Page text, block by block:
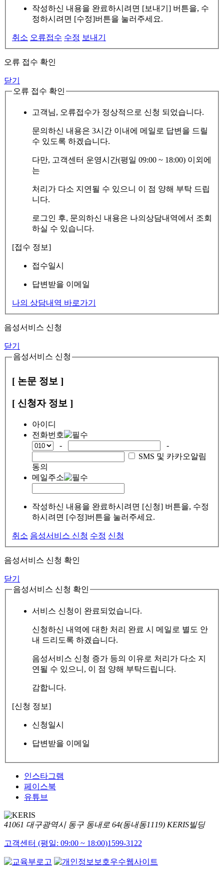
작성하신 내용을 완료하시려면 [보내기] 버튼을, 수
정하시려면 [수정]버튼을 눌러주세요.
취소 오류접수 수정 보내기
오류 접수 확인
닫기
오류 접수 확인
고객님, 오류접수가 정상적으로 신청 되었습니다.
문의하신 내용은 3시간 이내에 메일로 답변을 드릴
수 있도록 하겠습니다.
다만, 고객센터 운영시간(평일 09:00 ~ 18:00) 이외에
는
처리가 다소 지연될 수 있으니 이 점 양해 부탁 드립
니다.
로그인 후, 문의하신 내용은 나의상담내역에서 조회
하실 수 있습니다.
[접수 정보]
접수일시
답변받을 이메일
나의 상담내역 바로가기
음성서비스 신청
닫기
음성서비스 신청
[ 논문 정보 ]
[ 신청자 정보 ]
아이디
전화번호
-
-
SMS 및 카카오알림
동의
메일주소
작성하신 내용을 완료하시려면 [신청] 버튼을, 수정
하시려면 [수정]버튼을 눌러주세요.
취소 음성서비스 신청 수정 신청
음성서비스 신청 확인
닫기
음성서비스 신청 확인
서비스 신청이 완료되었습니다.
신청하신 내역에 대한 처리 완료 시 메일로 별도 안
내 드리도록 하겠습니다.
음성서비스 신청 증가 등의 이유로 처리가 다소 지
연될 수 있으니, 이 점 양해 부탁드립니다.
감합니다.
[신청 정보]
신청일시
답변받을 이메일
인스타그램
페이스북
유튜브
41061 대구광역시 동구 동내로 64(동내동1119) KERIS빌딩
고객센터 (평일: 09:00 ~ 18:00)1599-3122